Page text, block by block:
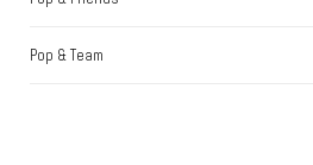
Pop & Team